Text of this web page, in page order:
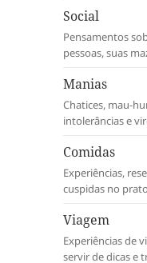
Social
Pensamentos
pessoas, suas
Manias
Chatices, mau-
intolerâncias e
Comidas
Experiências,
cuspidas no
Viagem
Experiências de
servir de dicas e